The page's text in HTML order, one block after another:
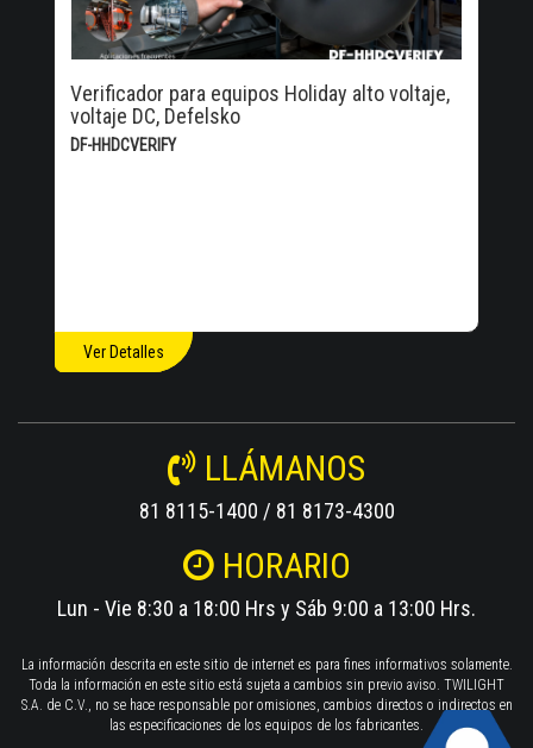
Verificador para equipos Holiday alto voltaje,
voltaje DC, Defelsko
DF-HHDCVERIFY
Ver Detalles
LLÁMANOS
81 8115-1400 / 81 8173-4300
HORARIO
Lun - Vie 8:30 a 18:00 Hrs y Sáb 9:00 a 13:00 Hrs.
La información descrita en este sitio de internet es para fines informativos solamente.
Toda la información en este sitio está sujeta a cambios sin previo aviso. TWILIGHT
S.A. de C.V., no se hace responsable por omisiones, cambios directos o indirectos en
las especificaciones de los equipos de los fabricantes.